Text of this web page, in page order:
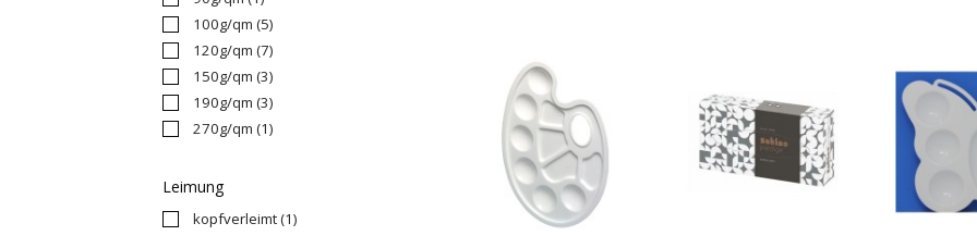
100g/qm(5)
120g/qm(7)
150g/qm(3)
190g/qm(3)
270g/qm(1)
Leimung
kopfverleimt(1)